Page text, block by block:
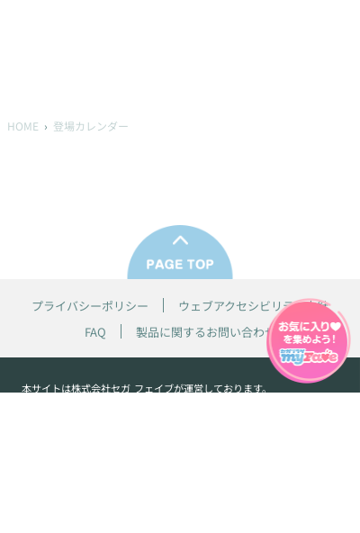
HOME 登場カレンダー
プライバシーポリシー
ウェブアクセシビリティ方針
FAQ
製品に関するお問い合わせ
本サイトは株式会社セガ フェイブが運営しております。